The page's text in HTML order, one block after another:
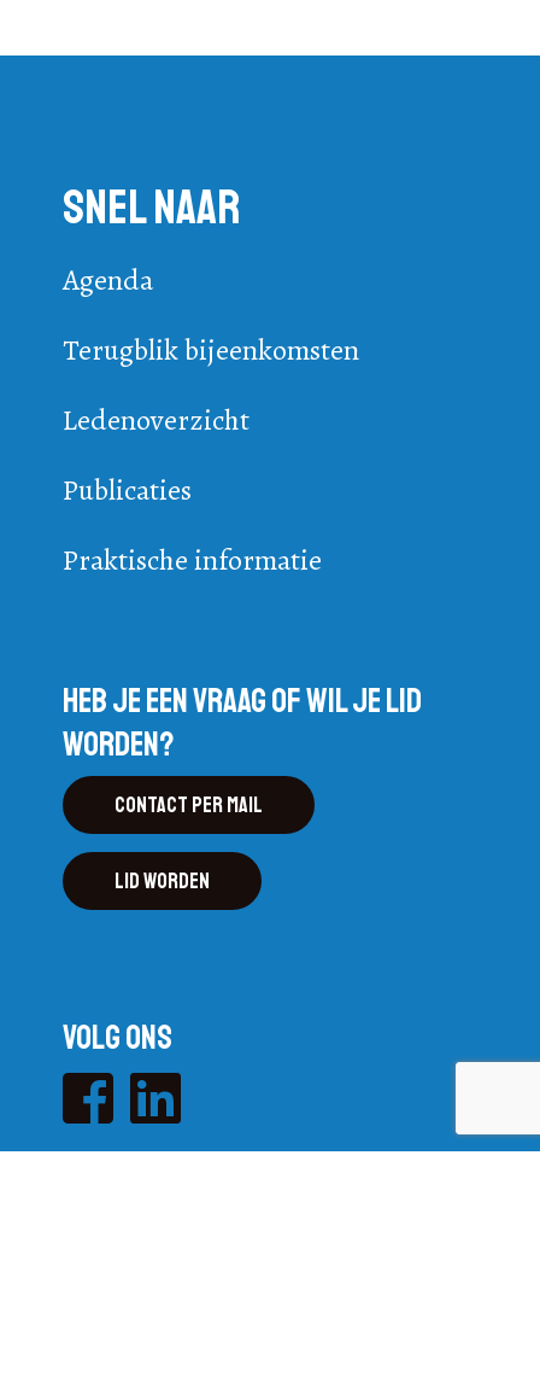
Snel naar
Agenda
Terugblik bijeenkomsten
Ledenoverzicht
Publicaties
Praktische informatie
Heb je een vraag of wil je lid
worden?
Contact per mail
Lid worden
Volg ons